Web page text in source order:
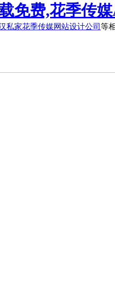
免费,花季传
私家花季传媒网站设计公司 等